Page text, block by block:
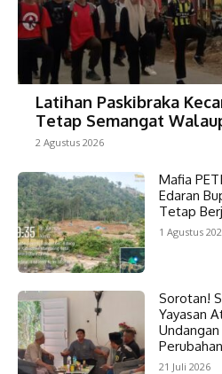
Latihan Paskibraka
Tetap Semangat
2 Agustus 2026
Mafia
Edaran
Tetap
1 Agustus
Sorotan!
Yayasan
21 Juli 2026